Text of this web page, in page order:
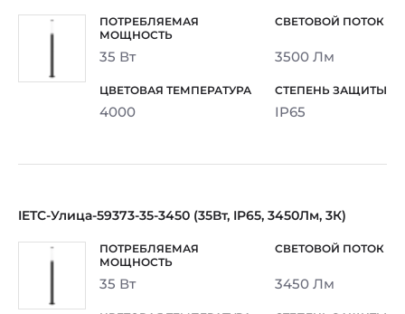
35 Вт 3500 Лм
4000 IP65
IETC-Улица-59373-35-3450 (35Вт, IP65, 3450Лм, 3К)
35 Вт 3450 Лм